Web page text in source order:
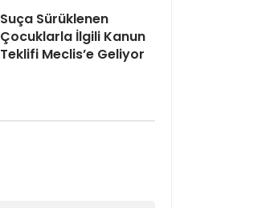
Suça Sürüklenen
Çocuklarla İlgili Kanun
Teklifi Meclis’e Geliyor